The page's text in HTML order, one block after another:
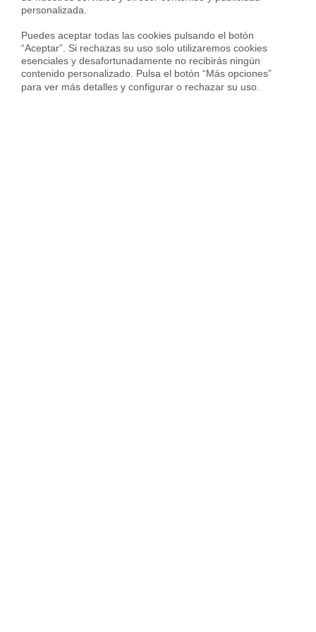
personalizada.
Puedes aceptar todas las cookies pulsando el botón
“Aceptar”. Si rechazas su uso solo utilizaremos cookies
esenciales y desafortunadamente no recibirás ningún
contenido personalizado. Pulsa el botón “Más opciones”
para ver más detalles y configurar o rechazar su uso.